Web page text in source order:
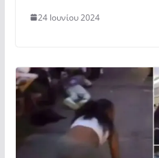
24 Ιουνίου 2024